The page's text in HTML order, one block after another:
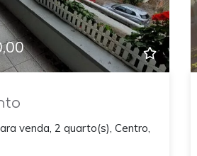
venda, 2 quarto(s), Centro,